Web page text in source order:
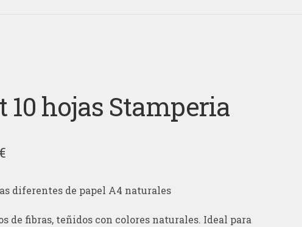
10 hojas Stamperia
€
diferentes de papel A4 naturales
de fibras, teñidos con colores naturales. Ideal para